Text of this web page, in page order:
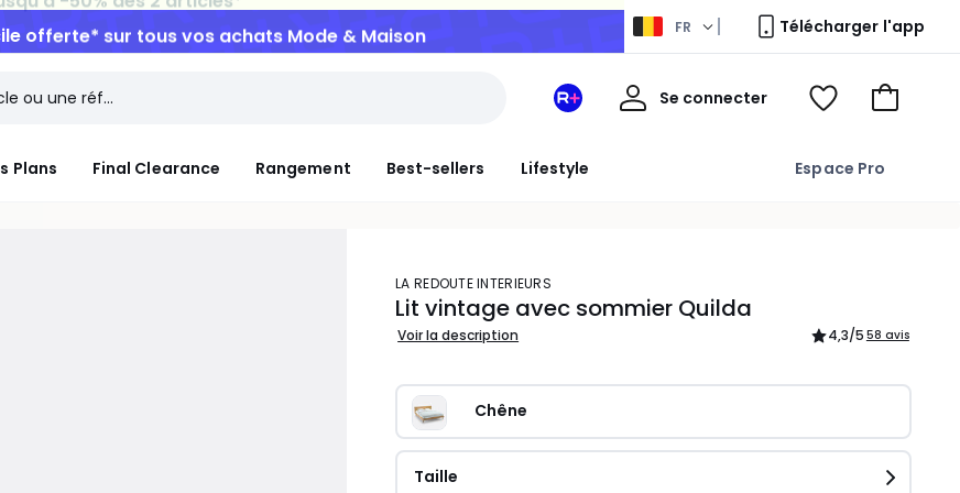
offerte* sur tous vos achats Mode & Maison FR Télécharger l'app
Plans Final Clearance Rangement Best-sellers Lifestyle Espace Pro
Mon
Redoute
Se connecter
Mon
Voir
Aller
LA REDOUTE INTERIEURS
Lit vintage avec sommier Quilda
Voir la description 4,3/5 58 avis
Chêne
Taille